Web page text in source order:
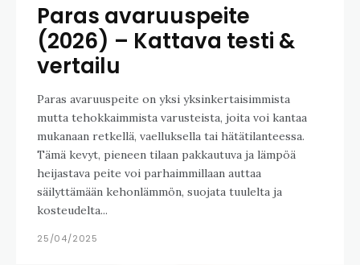
Paras avaruuspeite
(2026) – Kattava testi &
vertailu
Paras avaruuspeite on yksi yksinkertaisimmista
mutta tehokkaimmista varusteista, joita voi kantaa
mukanaan retkellä, vaelluksella tai hätätilanteessa.
Tämä kevyt, pieneen tilaan pakkautuva ja lämpöä
heijastava peite voi parhaimmillaan auttaa
säilyttämään kehonlämmön, suojata tuulelta ja
kosteudelta...
25/04/2025